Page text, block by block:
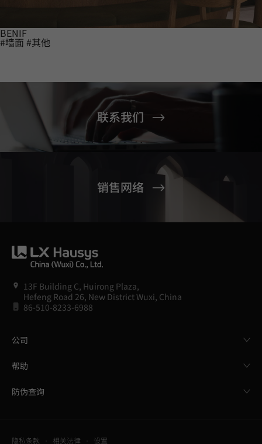
BENIF
#墙面 #其他
联系我们
销售网络
13F Building C, Huirong Plaza,
Hefeng Road 26, New District Wuxi, China
86-510-8233-6988
公司
帮助
防伪查询
隐私条款 相关法律 设置